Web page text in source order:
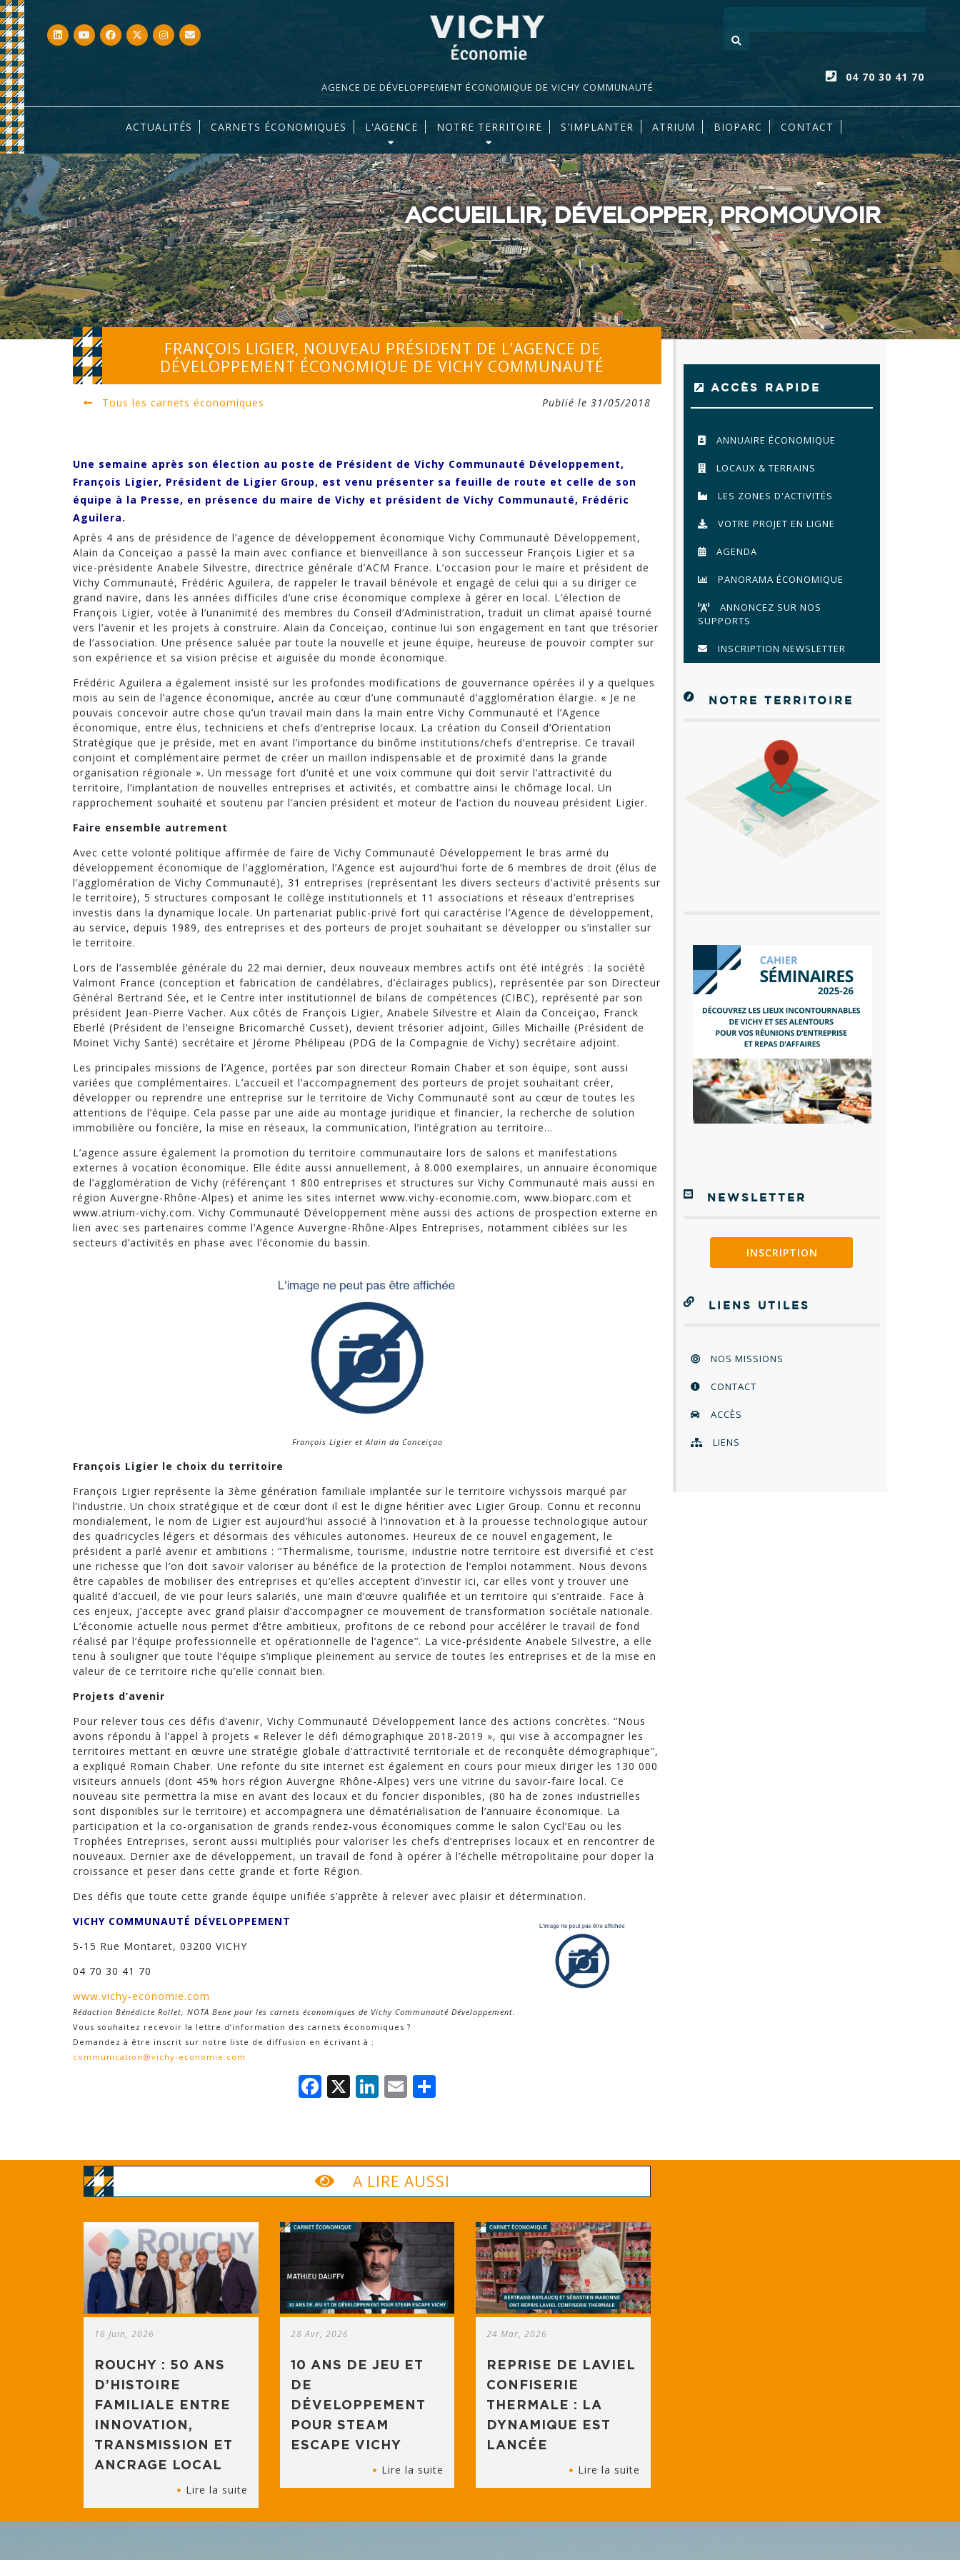
AGENCE DE DÉVELOPPEMENT ÉCONOMIQUE DE VICHY COMMUNAUTÉ
Votre
04 70 30 41 70
ACTUALITÉS CARNETS ÉCONOMIQUES L'AGENCE NOTRE TERRITOIRE S'IMPLANTER ATRIUM BIOPARC CONTACT
ACCUEILLIR, DÉVELOPPER, PROMOUVOIR
FRANÇOIS LIGIER, NOUVEAU PRÉSIDENT DE L’AGENCE DE
DÉVELOPPEMENT ÉCONOMIQUE DE VICHY COMMUNAUTÉ
Tous les carnets économiques Publié le 31/05/2018
Une semaine après son élection au poste de Président de Vichy Communauté Développement,
François Ligier, Président de Ligier Group, est venu présenter sa feuille de route et celle de son
équipe à la Presse, en présence du maire de Vichy et président de Vichy Communauté, Frédéric
Aguilera.
Après 4 ans de présidence de l’agence de développement économique Vichy Communauté Développement,
Alain da Conceiçao a passé la main avec confiance et bienveillance à son successeur François Ligier et sa
vice-présidente Anabele Silvestre, directrice générale d’ACM France. L’occasion pour le maire et président de
Vichy Communauté, Frédéric Aguilera, de rappeler le travail bénévole et engagé de celui qui a su diriger ce
grand navire, dans les années difficiles d’une crise économique complexe à gérer en local. L’élection de
François Ligier, votée à l’unanimité des membres du Conseil d’Administration, traduit un climat apaisé tourné
vers l’avenir et les projets à construire. Alain da Conceiçao, continue lui son engagement en tant que trésorier
de l’association. Une présence saluée par toute la nouvelle et jeune équipe, heureuse de pouvoir compter sur
son expérience et sa vision précise et aiguisée du monde économique.
Frédéric Aguilera a également insisté sur les profondes modifications de gouvernance opérées il y a quelques
mois au sein de l’agence économique, ancrée au cœur d’une communauté d’agglomération élargie. « Je ne
pouvais concevoir autre chose qu’un travail main dans la main entre Vichy Communauté et l’Agence
économique, entre élus, techniciens et chefs d’entreprise locaux. La création du Conseil d’Orientation
Stratégique que je préside, met en avant l’importance du binôme institutions/chefs d’entreprise. Ce travail
conjoint et complémentaire permet de créer un maillon indispensable et de proximité dans la grande
organisation régionale ». Un message fort d’unité et une voix commune qui doit servir l’attractivité du
territoire, l’implantation de nouvelles entreprises et activités, et combattre ainsi le chômage local. Un
rapprochement souhaité et soutenu par l’ancien président et moteur de l’action du nouveau président Ligier.
Faire ensemble autrement
Avec cette volonté politique affirmée de faire de Vichy Communauté Développement le bras armé du
développement économique de l’agglomération, l’Agence est aujourd’hui forte de 6 membres de droit (élus de
l’agglomération de Vichy Communauté), 31 entreprises (représentant les divers secteurs d’activité présents sur
le territoire), 5 structures composant le collège institutionnels et 11 associations et réseaux d’entreprises
investis dans la dynamique locale. Un partenariat public-privé fort qui caractérise l’Agence de développement,
au service, depuis 1989, des entreprises et des porteurs de projet souhaitant se développer ou s’installer sur
le territoire.
Lors de l’assemblée générale du 22 mai dernier, deux nouveaux membres actifs ont été intégrés : la société
Valmont France (conception et fabrication de candélabres, d’éclairages publics), représentée par son Directeur
Général Bertrand Sée, et le Centre inter institutionnel de bilans de compétences (CIBC), représenté par son
président Jean-Pierre Vacher. Aux côtés de François Ligier, Anabele Silvestre et Alain da Conceiçao, Franck
Eberlé (Président de l’enseigne Bricomarché Cusset), devient trésorier adjoint, Gilles Michaille (Président de
Moinet Vichy Santé) secrétaire et Jérome Phélipeau (PDG de la Compagnie de Vichy) secrétaire adjoint.
Les principales missions de l’Agence, portées par son directeur Romain Chaber et son équipe, sont aussi
variées que complémentaires. L’accueil et l’accompagnement des porteurs de projet souhaitant créer,
développer ou reprendre une entreprise sur le territoire de Vichy Communauté sont au cœur de toutes les
attentions de l’équipe. Cela passe par une aide au montage juridique et financier, la recherche de solution
immobilière ou foncière, la mise en réseaux, la communication, l’intégration au territoire…
L’agence assure également la promotion du territoire communautaire lors de salons et manifestations
externes à vocation économique. Elle édite aussi annuellement, à 8.000 exemplaires, un annuaire économique
de l’agglomération de Vichy (référençant 1 800 entreprises et structures sur Vichy Communauté mais aussi en
région Auvergne-Rhône-Alpes) et anime les sites internet www.vichy-economie.com, www.bioparc.com et
www.atrium-vichy.com. Vichy Communauté Développement mène aussi des actions de prospection externe en
lien avec ses partenaires comme l’Agence Auvergne-Rhône-Alpes Entreprises, notamment ciblées sur les
secteurs d’activités en phase avec l’économie du bassin.
François Ligier et Alain da Conceiçao
François Ligier le choix du territoire
François Ligier représente la 3ème génération familiale implantée sur le territoire vichyssois marqué par
l’industrie. Un choix stratégique et de cœur dont il est le digne héritier avec Ligier Group. Connu et reconnu
mondialement, le nom de Ligier est aujourd’hui associé à l’innovation et à la prouesse technologique autour
des quadricycles légers et désormais des véhicules autonomes. Heureux de ce nouvel engagement, le
président a parlé avenir et ambitions : ‘’Thermalisme, tourisme, industrie notre territoire est diversifié et c’est
une richesse que l’on doit savoir valoriser au bénéfice de la protection de l’emploi notamment. Nous devons
être capables de mobiliser des entreprises et qu’elles acceptent d’investir ici, car elles vont y trouver une
qualité d’accueil, de vie pour leurs salariés, une main d’œuvre qualifiée et un territoire qui s’entraide. Face à
ces enjeux, j’accepte avec grand plaisir d’accompagner ce mouvement de transformation sociétale nationale.
L’économie actuelle nous permet d’être ambitieux, profitons de ce rebond pour accélérer le travail de fond
réalisé par l’équipe professionnelle et opérationnelle de l’agence’’. La vice-présidente Anabele Silvestre, a elle
tenu à souligner que toute l’équipe s’implique pleinement au service de toutes les entreprises et de la mise en
valeur de ce territoire riche qu’elle connait bien.
Projets d’avenir
Pour relever tous ces défis d’avenir, Vichy Communauté Développement lance des actions concrètes. ‘’Nous
avons répondu à l’appel à projets « Relever le défi démographique 2018-2019 », qui vise à accompagner les
territoires mettant en œuvre une stratégie globale d’attractivité territoriale et de reconquête démographique’’,
a expliqué Romain Chaber. Une refonte du site internet est également en cours pour mieux diriger les 130 000
visiteurs annuels (dont 45% hors région Auvergne Rhône-Alpes) vers une vitrine du savoir-faire local. Ce
nouveau site permettra la mise en avant des locaux et du foncier disponibles, (80 ha de zones industrielles
sont disponibles sur le territoire) et accompagnera une dématérialisation de l’annuaire économique. La
participation et la co-organisation de grands rendez-vous économiques comme le salon Cycl’Eau ou les
Trophées Entreprises, seront aussi multipliés pour valoriser les chefs d’entreprises locaux et en rencontrer de
nouveaux. Dernier axe de développement, un travail de fond à opérer à l’échelle métropolitaine pour doper la
croissance et peser dans cette grande et forte Région.
Des défis que toute cette grande équipe unifiée s’apprête à relever avec plaisir et détermination.
VICHY COMMUNAUTÉ DÉVELOPPEMENT
5-15 Rue Montaret, 03200 VICHY
04 70 30 41 70
www.vichy-economie.com
Rédaction Bénédicte Rollet, NOTA Bene pour les carnets économiques de Vichy Communauté Développement.
Vous souhaitez recevoir la lettre d’information des carnets économiques ?
Demandez à être inscrit sur notre liste de diffusion en écrivant à :
communication@vichy-economie.com
Facebook
X LinkedIn
Email
ACCÈS RAPIDE
ANNUAIRE ÉCONOMIQUE
LOCAUX & TERRAINS
LES ZONES D'ACTIVITÉS
VOTRE PROJET EN LIGNE
AGENDA
PANORAMA ÉCONOMIQUE
ANNONCEZ SUR NOS
SUPPORTS
INSCRIPTION NEWSLETTER
NOTRE TERRITOIRE
NEWSLETTER
INSCRIPTION
LIENS UTILES
NOS MISSIONS
CONTACT
ACCÈS
LIENS
A LIRE AUSSI
16 Juin, 2026
ROUCHY : 50 ANS
D’HISTOIRE
FAMILIALE ENTRE
INNOVATION,
TRANSMISSION ET
ANCRAGE LOCAL
Lire la suite
28 Avr, 2026
10 ANS DE JEU ET
DE
DÉVELOPPEMENT
POUR STEAM
ESCAPE VICHY
Lire la suite
24 Mar, 2026
REPRISE DE LAVIEL
CONFISERIE
THERMALE : LA
DYNAMIQUE EST
LANCÉE
Lire la suite